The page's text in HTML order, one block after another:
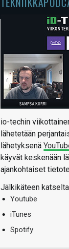
io-techin
lähetetään
lähetyksenä
käyvät keskenään
ajankohtaiset
Jälkikäteen
Youtube
iTunes
Spotify